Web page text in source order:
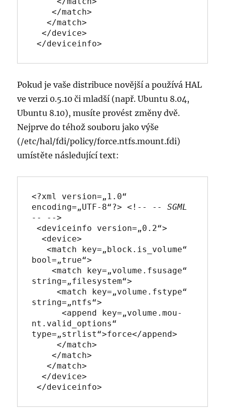
</deviceinfo>
Pokud je vaše distribuce novější a používá HAL
ve verzi 0.5.10 či mladší (např. Ubuntu 8.04,
Ubuntu 8.10), musíte provést změny dvě.
Nejprve do téhož souboru jako výše
(/etc/hal/fdi/po­licy/force.ntfs­.mount.fdi)
umístěte následující text:
<?xml version=„1.0“
encoding=„UTF-8“?> <!-- - - SGML
- - -->
<deviceinfo version=„0.2“>
bool=„true“>
string=„filesys­tem“>
string=„ntfs“>
nt.valid_opti­ons“
type=„strlist“>for­ce</append>
</deviceinfo>